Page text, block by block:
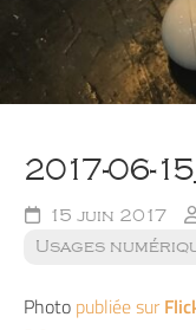
2017-06-
15 juin 2017
Usages
Photo publiée sur